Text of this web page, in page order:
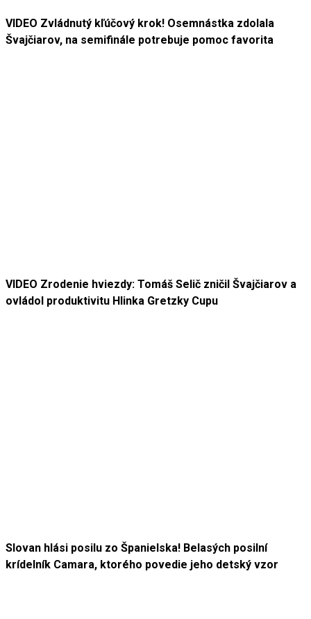
VIDEO Zvládnutý kľúčový krok! Osemnástka zdolala
Švajčiarov, na semifinále potrebuje pomoc favorita
VIDEO Zrodenie hviezdy: Tomáš Selič zničil Švajčiarov a
ovládol produktivitu Hlinka Gretzky Cupu
Slovan hlási posilu zo Španielska! Belasých posilní
krídelník Camara, ktorého povedie jeho detský vzor